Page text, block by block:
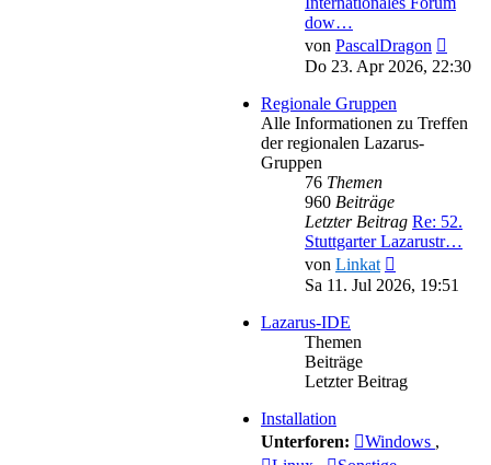
dow…
von PascalDragon
Do 23. Apr 2026, 22:30
Regionale Gruppen
Alle Informationen zu Treffen
der regionalen Lazarus-
Gruppen
76 Themen
960 Beiträge
Letzter Beitrag Re: 52.
Stuttgarter Lazarustr…
von Linkat
Beitrag
Sa 11. Jul 2026, 19:51
Lazarus-IDE
Themen
Beiträge
Letzter Beitrag
Installation
Unterforen:
Windows ,